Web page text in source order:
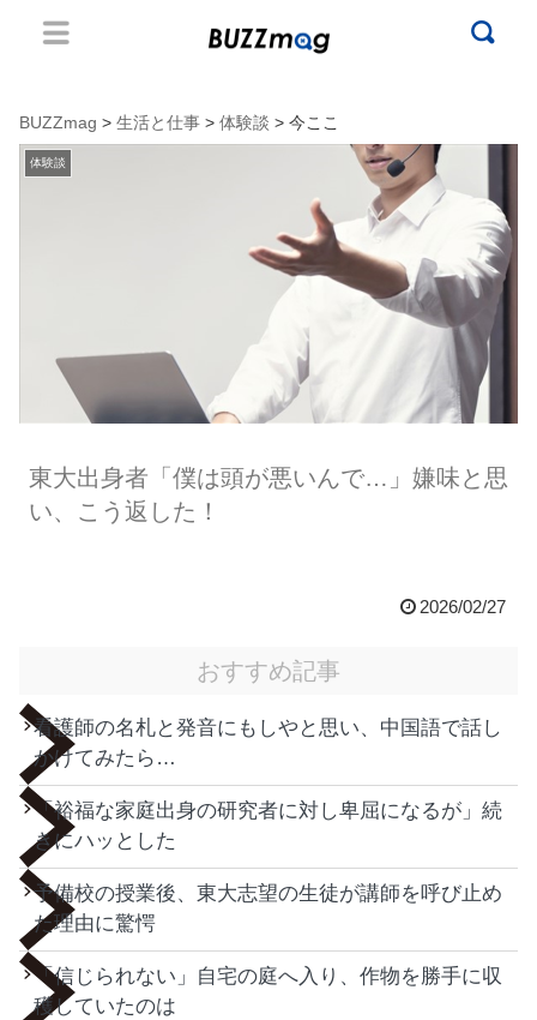
BUZZmag > 生活と仕事 > 体験談 > 今ここ
体験談
東大出身者「僕は頭が悪いんで…」嫌味と思
い、こう返した！
2026/02/27
おすすめ記事
看護師の名札と発音にもしやと思い、中国語で話し
かけてみたら…
「裕福な家庭出身の研究者に対し卑屈になるが」続
きにハッとした
予備校の授業後、東大志望の生徒が講師を呼び止め
た理由に驚愕
「信じられない」自宅の庭へ入り、作物を勝手に収
穫していたのは